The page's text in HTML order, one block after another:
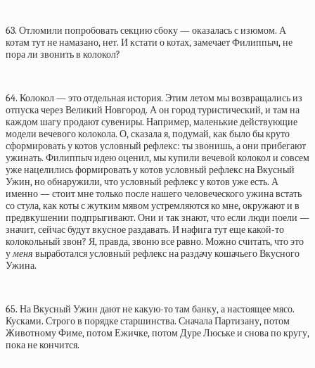
63. Отломили попробовать секцию сбоку — оказалась с изюмом. А
котам тут не намазано, нет. И кстати о котах, замечает Филиппыч, не
пора ли звонить в колокол?
64. Колокол — это отдельная история. Этим летом мы возвращались из
отпуска через Великий Новгород. А он город туристический, и там на
каждом шагу продают сувениры. Например, маленькие действующие
модели вечевого колокола. О, сказала я, подумай, как было бы круто
сформировать у котов условный рефлекс: ты звонишь, а они прибегают
ужинать. Филиппыч идею оценил, мы купили вечевой колокол и совсем
уже нацелились формировать у котов условный рефлекс на Вкусный
Ужин, но обнаружили, что условный рефлекс у котов уже есть. А
именно — стоит мне только после нашего человеческого ужина встать
со стула, как коты с жутким мявом устремляются ко мне, окружают и в
предвкушении подпрыгивают. Они и так знают, что если люди поели —
значит, сейчас будут вкусное раздавать. И нафига тут еще какой-то
колокольный звон? Я, правда, звоню все равно. Можно считать, что это
уменя выработался условный рефлекс на раздачу кошачьего Вкусного
Ужина.
65. На Вкусный Ужин дают не какую-то там банку, а настоящее мясо.
Кусками. Строго в порядке старшинства. Сначала Партизану, потом
Животному Фиме, потом Ежичке, потом Дуре Люське и снова по кругу,
пока не кончится.